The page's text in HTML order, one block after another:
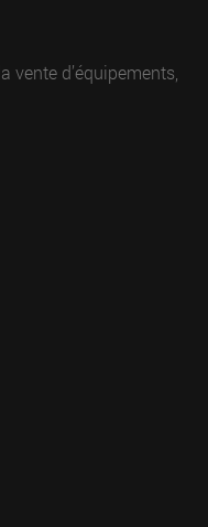
vente d’équipements,